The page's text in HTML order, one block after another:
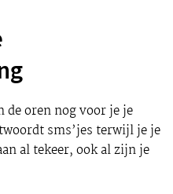
de oren nog voor je je
sms’jes terwijl je je
al tekeer, ook al zijn je